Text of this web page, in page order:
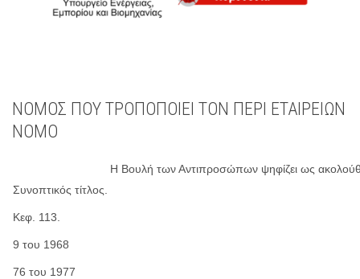
ΝΟΜΟΣ ΠΟΥ ΤΡΟΠΟΠΟΙΕΙ ΤΟΝ ΠΕΡΙ ΕΤΑΙΡΕΙΩΝ
ΝΟΜΟ
Η Βουλή των Αντιπροσώπων ψηφίζει ως
Συνοπτικός τίτλος.
Κεφ. 113.
9 του 1968
76 του 1977